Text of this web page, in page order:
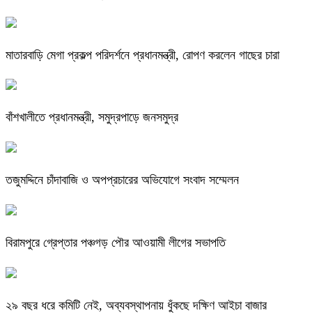
মাতারবাড়ি মেগা প্রকল্প পরিদর্শনে প্রধানমন্ত্রী, রোপণ করলেন গাছের চারা
বাঁশখালীতে প্রধানমন্ত্রী, সমুদ্রপাড়ে জনসমুদ্র
তজুমদ্দিনে চাঁদাবাজি ও অপপ্রচারের অভিযোগে সংবাদ সম্মেলন
বিরামপুরে গ্রেপ্তার পঞ্চগড় পৌর আওয়ামী লীগের সভাপতি
২৯ বছর ধরে কমিটি নেই, অব্যবস্থাপনায় ধুঁকছে দক্ষিণ আইচা বাজার